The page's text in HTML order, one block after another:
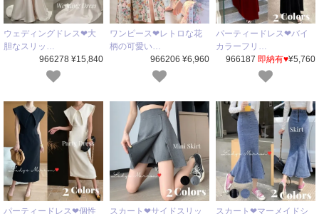
ウェディングドレス❤大
胆なスリッ…
966278 ¥15,840
ワンピース❤レトロな花
柄の可愛い…
966206 ¥6,960
パーティードレス❤バイ
カラーフリ…
966187 即納有♥¥5,760
パーティードレス❤個性
スカート❤サイドスリッ
スカート❤マーメイドシ